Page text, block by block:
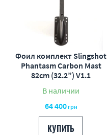
Фоил комплект Slingshot
Phantasm Carbon Mast
82cm (32.2”) V1.1
В наличии
64 400грн
КУПИТЬ